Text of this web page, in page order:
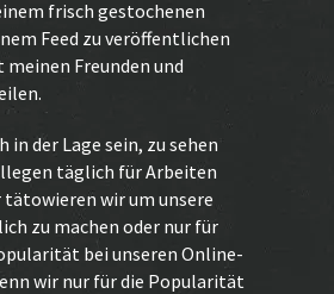
frisch gestochenen
Feed zu veröffentlichen
meinen Freunden und
in der Lage sein, zu sehen
täglich für Arbeiten
tätowieren wir um unsere
zu machen oder nur für
bei unseren Online-
wir nur für die Popularität